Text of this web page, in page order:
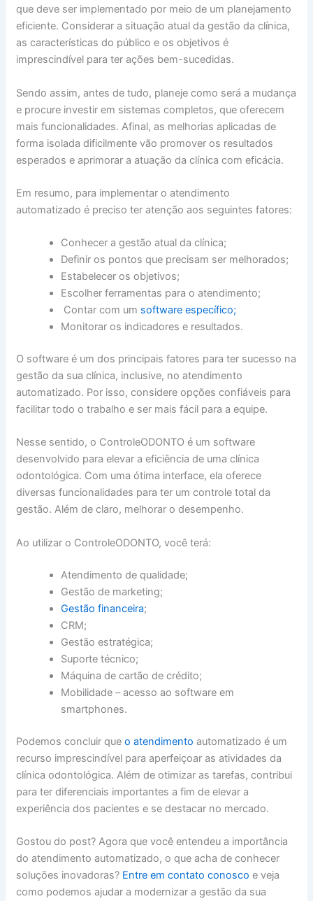
que deve ser implementado por meio de um planejamento
eficiente. Considerar a situação atual da gestão da clínica,
as características do público e os objetivos é
imprescindível para ter ações bem-sucedidas.
Sendo assim, antes de tudo, planeje como será a mudança
e procure investir em sistemas completos, que oferecem
mais funcionalidades. Afinal, as melhorias aplicadas de
forma isolada dificilmente vão promover os resultados
esperados e aprimorar a atuação da clínica com eficácia.
Em resumo, para implementar o atendimento
automatizado é preciso ter atenção aos seguintes fatores:
Conhecer a gestão atual da clínica;
Definir os pontos que precisam ser melhorados;
Estabelecer os objetivos;
Escolher ferramentas para o atendimento;
Contar com um software específico;
Monitorar os indicadores e resultados.
O software é um dos principais fatores para ter sucesso na
gestão da sua clínica, inclusive, no atendimento
automatizado. Por isso, considere opções confiáveis para
facilitar todo o trabalho e ser mais fácil para a equipe.
Nesse sentido, o ControleODONTO é um software
desenvolvido para elevar a eficiência de uma clínica
odontológica. Com uma ótima interface, ela oferece
diversas funcionalidades para ter um controle total da
gestão. Além de claro, melhorar o desempenho.
Ao utilizar o ControleODONTO, você terá:
Atendimento de qualidade;
Gestão de marketing;
Gestão financeira;
CRM;
Gestão estratégica;
Suporte técnico;
Máquina de cartão de crédito;
Mobilidade – acesso ao software em
smartphones.
Podemos concluir que o atendimento automatizado é um
recurso imprescindível para aperfeiçoar as atividades da
clínica odontológica. Além de otimizar as tarefas, contribui
para ter diferenciais importantes a fim de elevar a
experiência dos pacientes e se destacar no mercado.
Gostou do post? Agora que você entendeu a importância
do atendimento automatizado, o que acha de conhecer
soluções inovadoras? Entre em contato conosco e veja
como podemos ajudar a modernizar a gestão da sua